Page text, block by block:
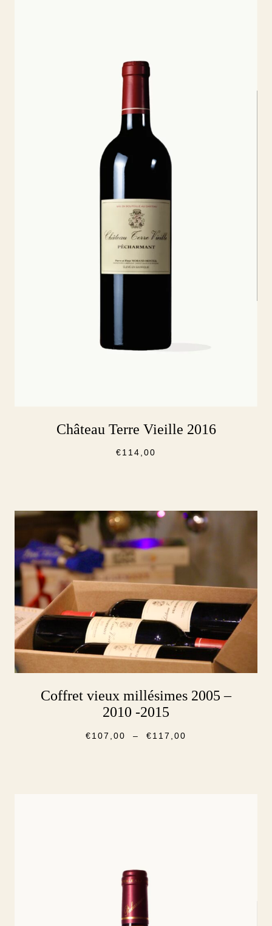
Château Terre Vieille 2016
€ 114,00
Coffret vieux millésimes 2005 –
2010 -2015
€ 107,00 – € 117,00